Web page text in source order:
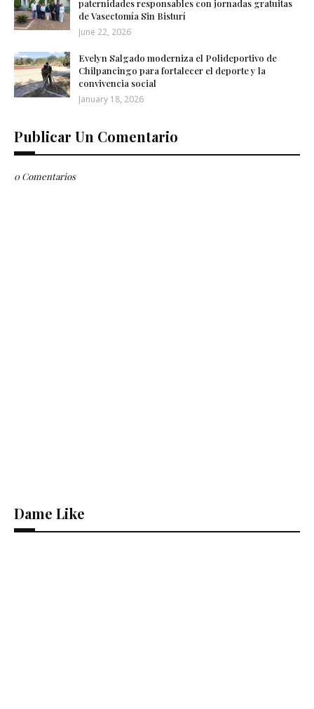
paternidades responsables con jornadas gratuitas
de Vasectomía Sin Bisturí
June 22, 2026
Evelyn Salgado moderniza el Polideportivo de
Chilpancingo para fortalecer el deporte y la
convivencia social
January 18, 2026
Publicar Un Comentario
0 Comentarios
Dame Like